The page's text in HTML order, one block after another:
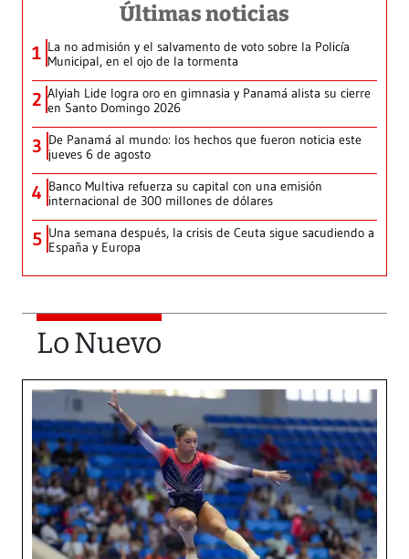
Últimas noticias
1 La no admisión y el salvamento de voto sobre la Policía
Municipal, en el ojo de la tormenta
2 Alyiah Lide logra oro en gimnasia y Panamá alista su cierre
en Santo Domingo 2026
3 De Panamá al mundo: los hechos que fueron noticia este
jueves 6 de agosto
4 Banco Multiva refuerza su capital con una emisión
internacional de 300 millones de dólares
5 Una semana después, la crisis de Ceuta sigue sacudiendo a
España y Europa
Lo Nuevo